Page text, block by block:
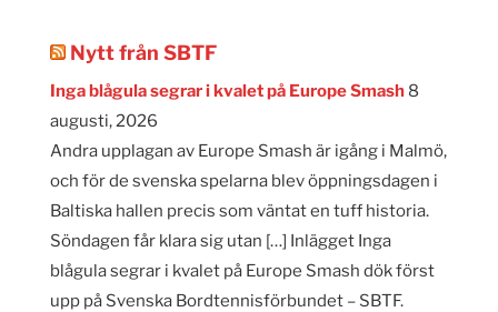
Nytt från SBTF
Inga blågula segrar i kvalet på Europe Smash 8
augusti, 2026
Andra upplagan av Europe Smash är igång i Malmö,
och för de svenska spelarna blev öppningsdagen i
Baltiska hallen precis som väntat en tuff historia.
Söndagen får klara sig utan […] Inlägget Inga
blågula segrar i kvalet på Europe Smash dök först
upp på Svenska Bordtennisförbundet – SBTF.